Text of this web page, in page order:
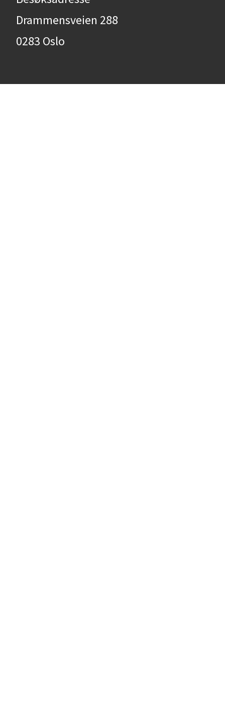
Drammensveien 288
0283 Oslo